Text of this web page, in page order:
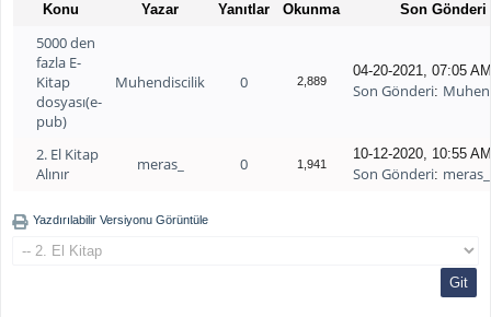
Konu Yazar Yanıtlar Okunma Son Gönderi
5000 den
fazla E-
Kitap
dosyası(e-
pub)
Muhendiscilik 0 2,889
04-20-2021, 07:05
Son Gönderi:
2. El Kitap
Alınır
meras_ 0 1,941
10-12-2020, 10:55
Son Gönderi: meras_
Yazdırılabilir Versiyonu Görüntüle